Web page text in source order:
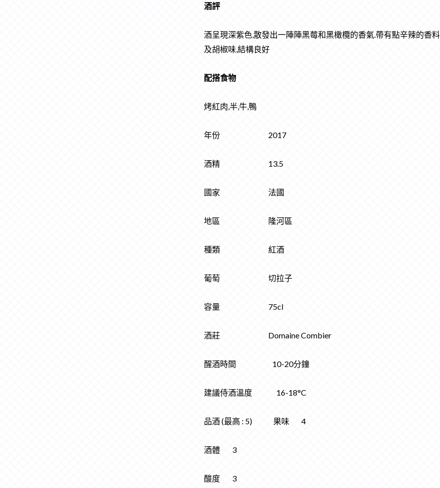
酒評
酒呈現深紫色,散發出一陣陣黑莓和黑橄欖的香氣.帶有點辛辣的香
及胡椒味,結構良好
配搭食物
烤紅肉,半,牛,鴨
年份 2017
酒精 13.5
國家 法國
地區 隆河區
種類 紅酒
葡萄 切拉子
容量 75cl
酒莊 Domaine Combier
醒酒時間 10-20分鐘
建議侍酒溫度 16-18°C
品酒 (最高 : 5) 果味 4
酒體 3
酸度 3